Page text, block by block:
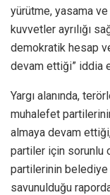
yürütme, yasama
kuvvetler ayrılığı
demokratik hesap
devam ettiği” iddia
Yargı alanında,
muhalefet
almaya devam
partiler için sorunlu
partilerinin belediye
savunulduğu